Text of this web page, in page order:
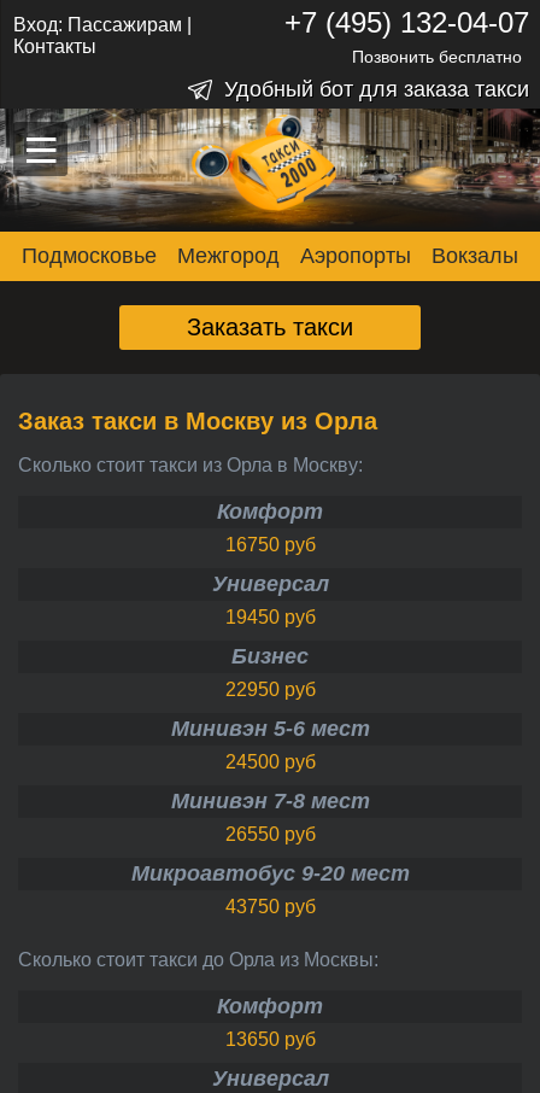
–
–
–
Вход: Пассажирам
Контакты
+7 (495) 132-04-07
Позвонить бесплатно
Удобный бот для заказа такси
Подмосковье Межгород Аэропорты Вокзалы
Заказать такси
Заказ такси в Москву из Орла
Сколько стоит такси из Орла в Москву:
Комфорт
16750 руб
Универсал
19450 руб
Бизнес
22950 руб
Минивэн 5-6 мест
24500 руб
Минивэн 7-8 мест
26550 руб
Микроавтобус 9-20 мест
43750 руб
Сколько стоит такси до Орла из Москвы:
Комфорт
13650 руб
Универсал